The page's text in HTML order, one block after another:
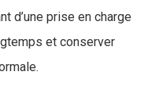
d’une prise en charge
et conserver